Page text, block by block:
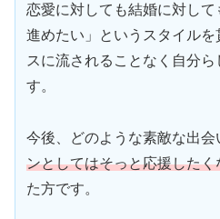
恋愛に対しても結婚に対し
進めたい」というスタイル
スに流されることなく自分ら
す。
今後、どのような素敵な出
ンとしてはそっと応援したく
た方です。